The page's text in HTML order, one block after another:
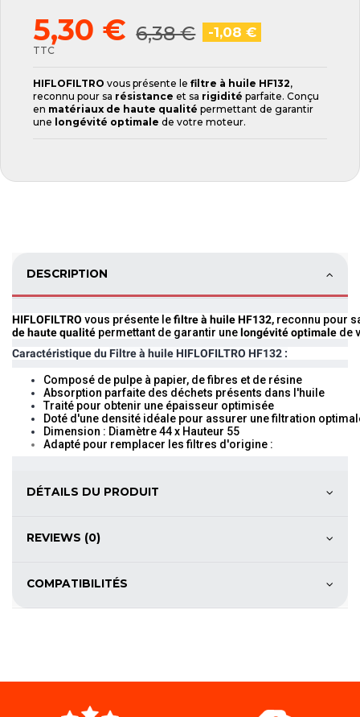
5,30 € 6,38 € -1,08 €
TTC
HIFLOFILTRO vous présente le filtre à huile HF132,
reconnu pour sa résistance et sa rigidité parfaite. Conçu
en matériaux de haute qualité permettant de garantir
une longévité optimale de votre moteur.
DESCRIPTION
HIFLOFILTRO vous présente lefiltre à huile HF132, reconnu pour
de haute qualité permettant de garantir unelongévité optimale de
Caractéristique duFiltre à huile HIFLOFILTRO HF132 :
Composé de pulpe à papier, de fibres et de résine
Absorption parfaite des déchets présents dans l'huile
Traité pour obtenir une épaisseur optimisée
Doté d'une densité idéale pour assurer une filtration
Dimension : Diamètre 44 x Hauteur 55
Adapté pour remplacer les filtres d'origine :
DÉTAILS DU PRODUIT
REVIEWS (0)
COMPATIBILITÉS